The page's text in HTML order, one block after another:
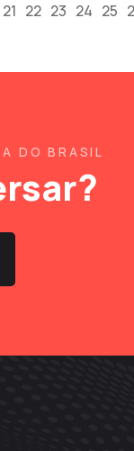
21 22 23 24 25
DO BRASIL